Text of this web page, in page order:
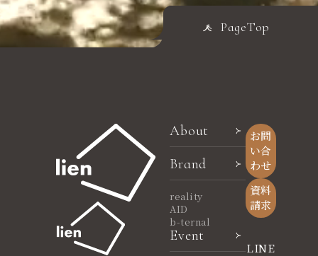
PageTop
About
Brand
reality
AID
b-ternal
Event
お問
い合
わせ
資料
請求
LINE